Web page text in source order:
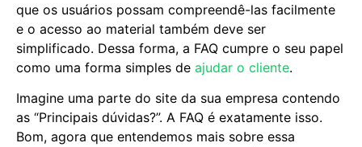
que os usuários possam compreendê-las facilmente
e o acesso ao material também deve ser
simplificado. Dessa forma, a FAQ cumpre o seu papel
como uma forma simples de ajudar o cliente.
Imagine uma parte do site da sua empresa contendo
as “Principais dúvidas?”. A FAQ é exatamente isso.
Bom, agora que entendemos mais sobre essa